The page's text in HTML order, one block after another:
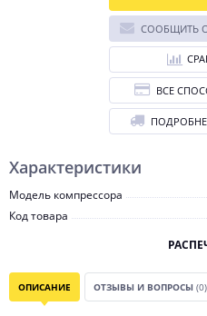
Характеристики
Модель компрессора
Код товара
СООБЩИТЬ
ВСЕ
ОПИСАНИЕ ОТЗЫВЫ И ВОПРОСЫ (0)